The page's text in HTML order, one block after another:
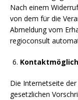
Nach einem
von dem für die
Abmeldung vom
regioconsult
Die Internetseite
gesetzlichen